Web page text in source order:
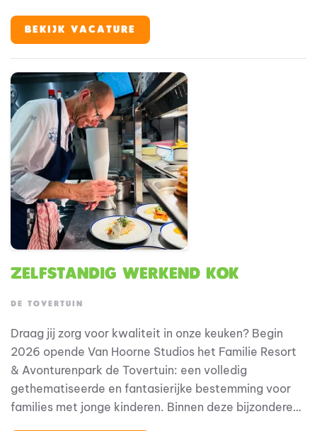
Fien & Teun stappen. Binnen deze bijzondere
omgeving speelt Gastenservice een belangrijke rol in
BEKIJK VACATURE
Zelfstandig Werkend Kok
DE TOVERTUIN
Draag jij zorg voor kwaliteit in onze keuken? Begin
2026 opende Van Hoorne Studios het Familie Resort
& Avonturenpark de Tovertuin: een volledig
gethematiseerde en fantasierijke bestemming voor
families met jonge kinderen. Binnen deze bijzondere